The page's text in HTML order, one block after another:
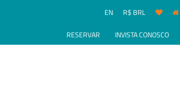
EN R$ BRL
RESERVAR INVISTA CONOSCO